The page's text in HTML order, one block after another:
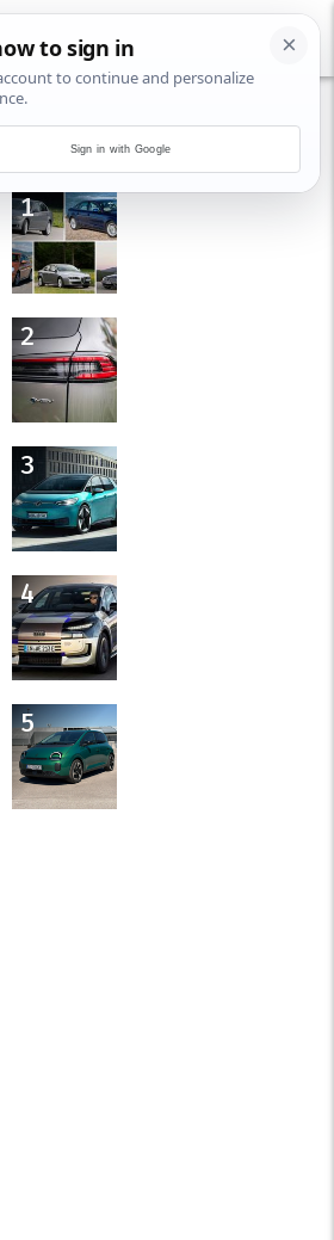
1
2
3
4
5
Sign in with Google